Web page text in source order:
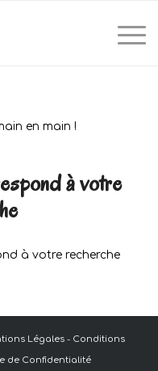
en main !
à votre
à votre recherche
Légales- Conditions
de Confidentialité